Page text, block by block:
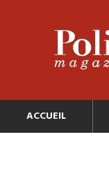
ACCUEIL